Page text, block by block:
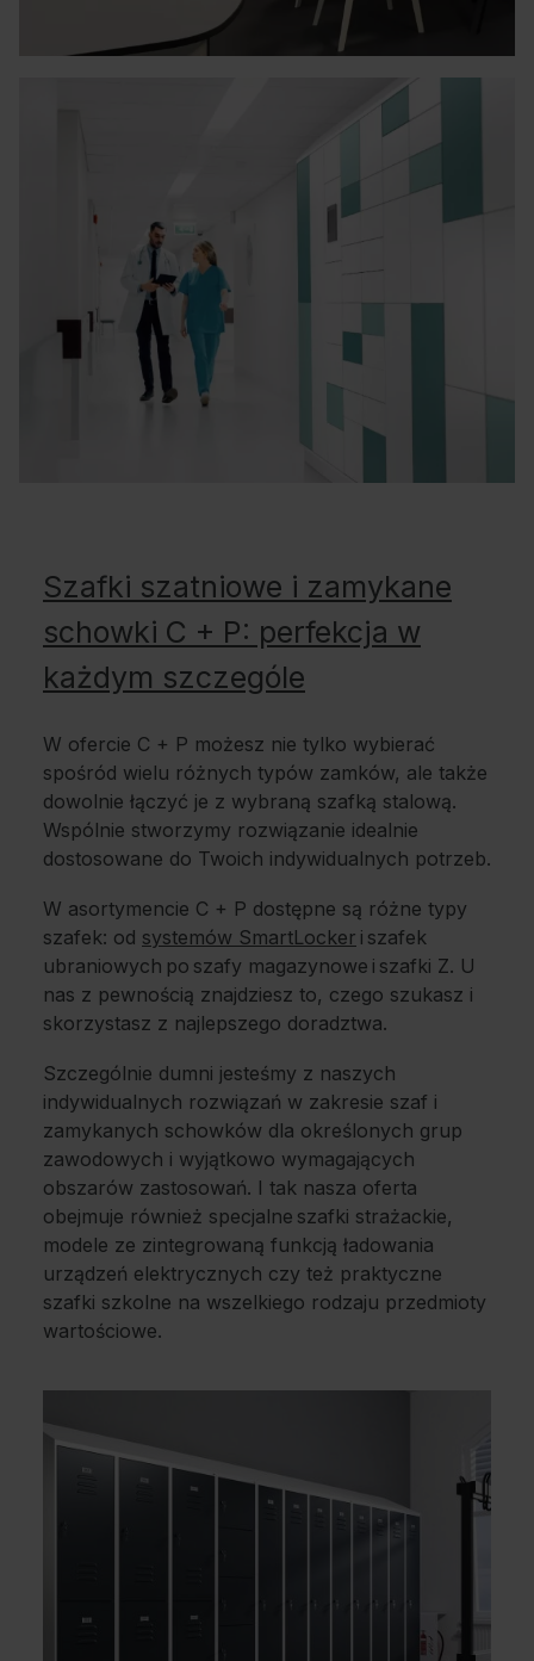
Szafki szatniowe i zamykane
schowki C + P: perfekcja w
każdym szczególe
W ofercie C + P możesz nie tylko wybierać
spośród wielu różnych typów zamków, ale także
dowolnie łączyć je z wybraną szafką stalową.
Wspólnie stworzymy rozwiązanie idealnie
dostosowane do Twoich indywidualnych potrzeb.
W asortymencie C + P dostępne są różne typy
szafek: od systemów SmartLocker i szafek
ubraniowych po szafy magazynowe i szafki Z. U
nas z pewnością znajdziesz to, czego szukasz i
skorzystasz z najlepszego doradztwa.
Szczególnie dumni jesteśmy z naszych
indywidualnych rozwiązań w zakresie szaf i
zamykanych schowków dla określonych grup
zawodowych i wyjątkowo wymagających
obszarów zastosowań. I tak nasza oferta
obejmuje również specjalne szafki strażackie,
modele ze zintegrowaną funkcją ładowania
urządzeń elektrycznych czy też praktyczne
szafki szkolne na wszelkiego rodzaju przedmioty
wartościowe.